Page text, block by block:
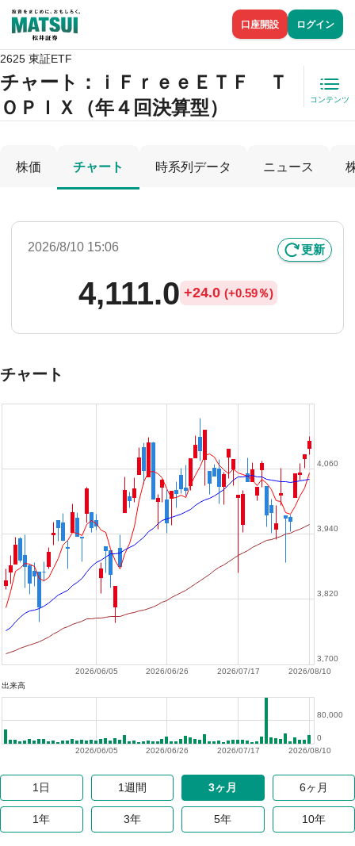
口座開設 ログイン
2625 東証ETF
チャート：
ｉＦｒｅｅＥＴＦ Ｔ
ＯＰＩＸ（年４回決算型）
コンテンツ
株価 チャート 時系列データ ニュース
2026/8/10 15:06 更新
4,111.0 +24.0 (+0.59％)
チャート
2026/08/10
2026/07/17
2026/06/26
2026/06/05
3,700
3,820
3,940
4,060
出来高
2026/08/10
2026/07/17
2026/06/26
2026/06/05
0
80,000
1日 1週間 3ヶ月 6ヶ月
1年 3年 5年 10年